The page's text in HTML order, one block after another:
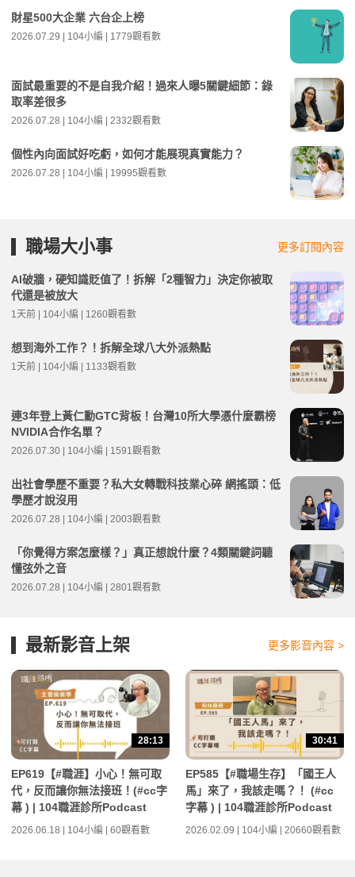
財星500大企業 六台企上榜
2026.07.29 | 104小編 | 1779觀看數
面試最重要的不是自我介紹！過來人曝5關鍵細節：錄
取率差很多
2026.07.28 | 104小編 | 2332觀看數
個性內向面試好吃虧，如何才能展現真實能力？
2026.07.28 | 104小編 | 19995觀看數
職場大小事 更多訂閱內容
AI破牆，硬知識貶值了！拆解「2種智力」決定你被取
代還是被放大
1天前 | 104小編 | 1260觀看數
想到海外工作？！拆解全球八大外派熱點
1天前 | 104小編 | 1133觀看數
連3年登上黃仁勳GTC背板！台灣10所大學憑什麼霸榜
NVIDIA合作名單？
2026.07.30 | 104小編 | 1591觀看數
出社會學歷不重要？私大女轉戰科技業心碎 網搖頭：低
學歷才說沒用
2026.07.28 | 104小編 | 2003觀看數
「你覺得方案怎麼樣？」真正想說什麼？4類關鍵詞聽
懂弦外之音
2026.07.28 | 104小編 | 2801觀看數
最新影音上架 更多影音內容 >
28:13
EP619【#職涯】小心！無可取
代，反而讓你無法接班！(#cc字
幕 ) | 104職涯診所Podcast
2026.06.18 | 104小編 | 60觀看數
30:41
EP585【#職場生存】「國王人
馬」來了，我該走嗎？！ (#cc
字幕 ) | 104職涯診所Podcast
2026.02.09 | 104小編 | 20660觀看數